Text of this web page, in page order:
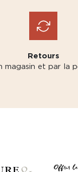
Retours
magasin et par la